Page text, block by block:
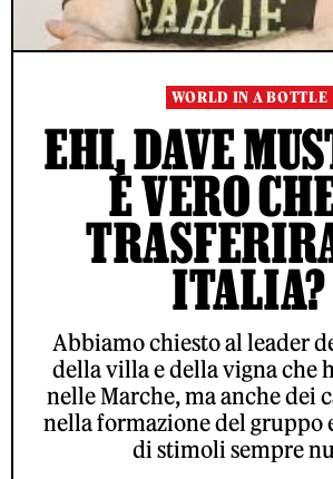
WORLD IN A BOTTLE
EHI, DAVE
È VERO
ITALIA?
Abbiamo chiesto al leader
della villa e della vigna che
nelle Marche, ma anche dei
nella formazione del gruppo
di stimoli sempre